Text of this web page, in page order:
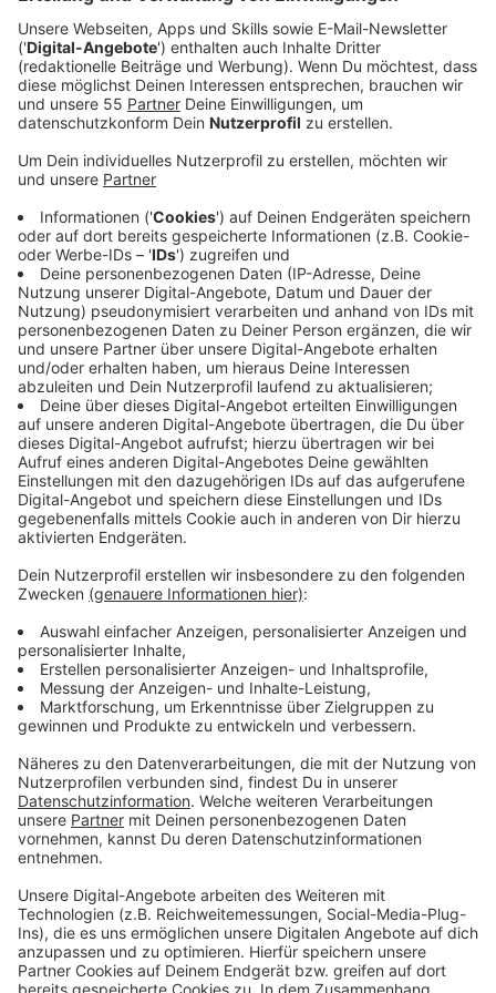
Update 16:50
Anzeige
Kontrolle beginnen. In Kürze werden die
Nachlöscharbeiten vor Ort beginnen. Luftmessungen
haben keine gefährlichen Stoffe in der Luft
feststellen können.
Zwei Personen wurden bei dem Einsatz verletzt -
darunter ein Mitarbeiter der Firma, sowie ein
Feuerwehrmann. Beide wurden mit leichten
Verletzungen ins Krankenhaus gebracht. Der Dießemer
Bruch ist weiterhin für die Dauer des Einsatzes voll
gesperrt. Den Bereich solltet ihr weiterhin umfahren.
Die Brandursache ist bisher nicht geklärt.
Erstmeldung
Anzeige
einen Brand bei einem ansässigen Autohändler. Eine
Halle von rund 600 Quadratmeter steht in Flammen.
Die Feuerwehr ist mit zahlreichen Einsatzkräften vor
Ort. Es hat eine massive Rauchentwicklung gegeben -
solltet ihr dennoch Fenster und Türen schließen, sowie
Klimaanlagen ausschalten. Der Dießemer Bruch ist
aktuell gesperrt. Den Bereich solltet ihr weiträumig
umfahren. Wir aktualisieren die Meldung fortlaufend.